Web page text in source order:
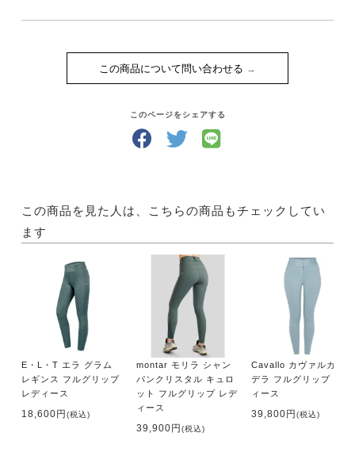
この商品について問い合わせる
このページをシェアする
この商品を見た人は、こちらの商品もチェックしてい
ます
E・L・T エラ グラム
レギンス フルグリップ
レディース
18,600円 (税込)
montar モリラ シャン
パンクリスタル キュロ
ット フルグリップ レデ
ィース
39,900円 (税込)
Cavallo カヴァルカン
デラ フルグリップ レデ
ィース
39,800円 (税込)